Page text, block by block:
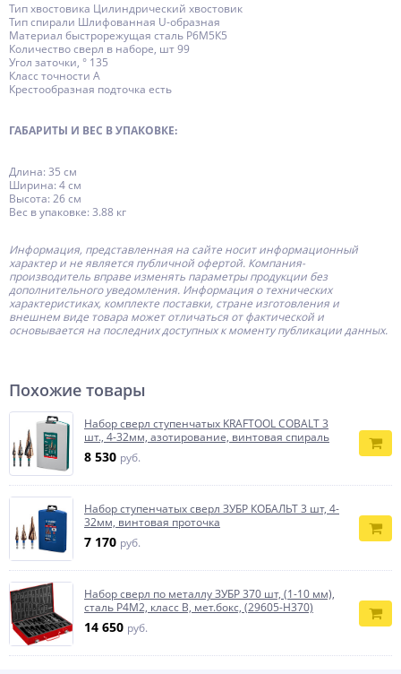
Тип хвостовика Цилиндрический хвостовик
Тип спирали Шлифованная U-образная
Материал быстрорежущая сталь Р6М5К5
Количество сверл в наборе, шт 99
Угол заточки, ° 135
Класс точности А
Крестообразная подточка есть
ГАБАРИТЫ И ВЕС В УПАКОВКЕ:
Длина: 35 см
Ширина: 4 см
Высота: 26 см
Вес в упаковке: 3.88 кг
Информация, представленная на сайте носит информационный
характер и не является публичной офертой. Компания-
производитель вправе изменять параметры продукции без
дополнительного уведомления. Информация о технических
характеристиках, комплекте поставки, стране изготовления и
внешнем виде товара может отличаться от фактической и
основывается на последних доступных к моменту публикации данных.
Похожие товары
Набор сверл ступенчатых KRAFTOOL COBALT 3
шт., 4-32мм, азотирование, винтовая спираль
8 530 руб.
Набор ступенчатых сверл ЗУБР КОБАЛЬТ 3 шт, 4-
32мм, винтовая проточка
7 170 руб.
Набор сверл по металлу ЗУБР 370 шт, (1-10 мм),
сталь Р4М2, класс В, мет.бокс, (29605-H370)
14 650 руб.